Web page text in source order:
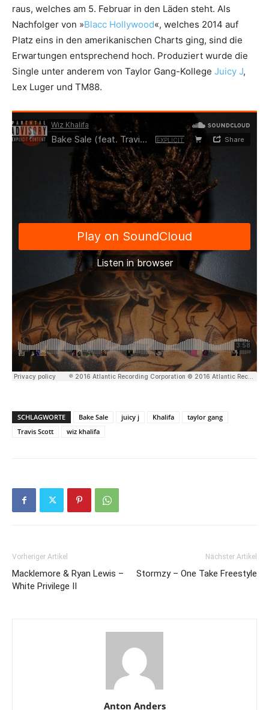
raus, welches am 5. Februar in den Läden steht. Als
Nachfolger von »Blacc Hollywood«, welches 2014 auf
Platz eins in den amerikanischen Charts ging, sind die
Erwartungen entsprechend hoch. Produziert wurde die
Single unter anderem von Taylor Gang-Kollege Juicy J,
Lex Luger und TM88.
SCHLAGWORTE Bake Sale juicy j Khalifa
taylor gang
Travis Scott
wiz khalifa
Vorheriger Artikel
Macklemore & Ryan Lewis –
White Privilege II
Nächster Artikel
Stormzy – One Take Freestyle
Anton Anders